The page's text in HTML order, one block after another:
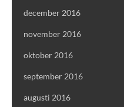
december 2016
november 2016
oktober 2016
september 2016
augusti 2016